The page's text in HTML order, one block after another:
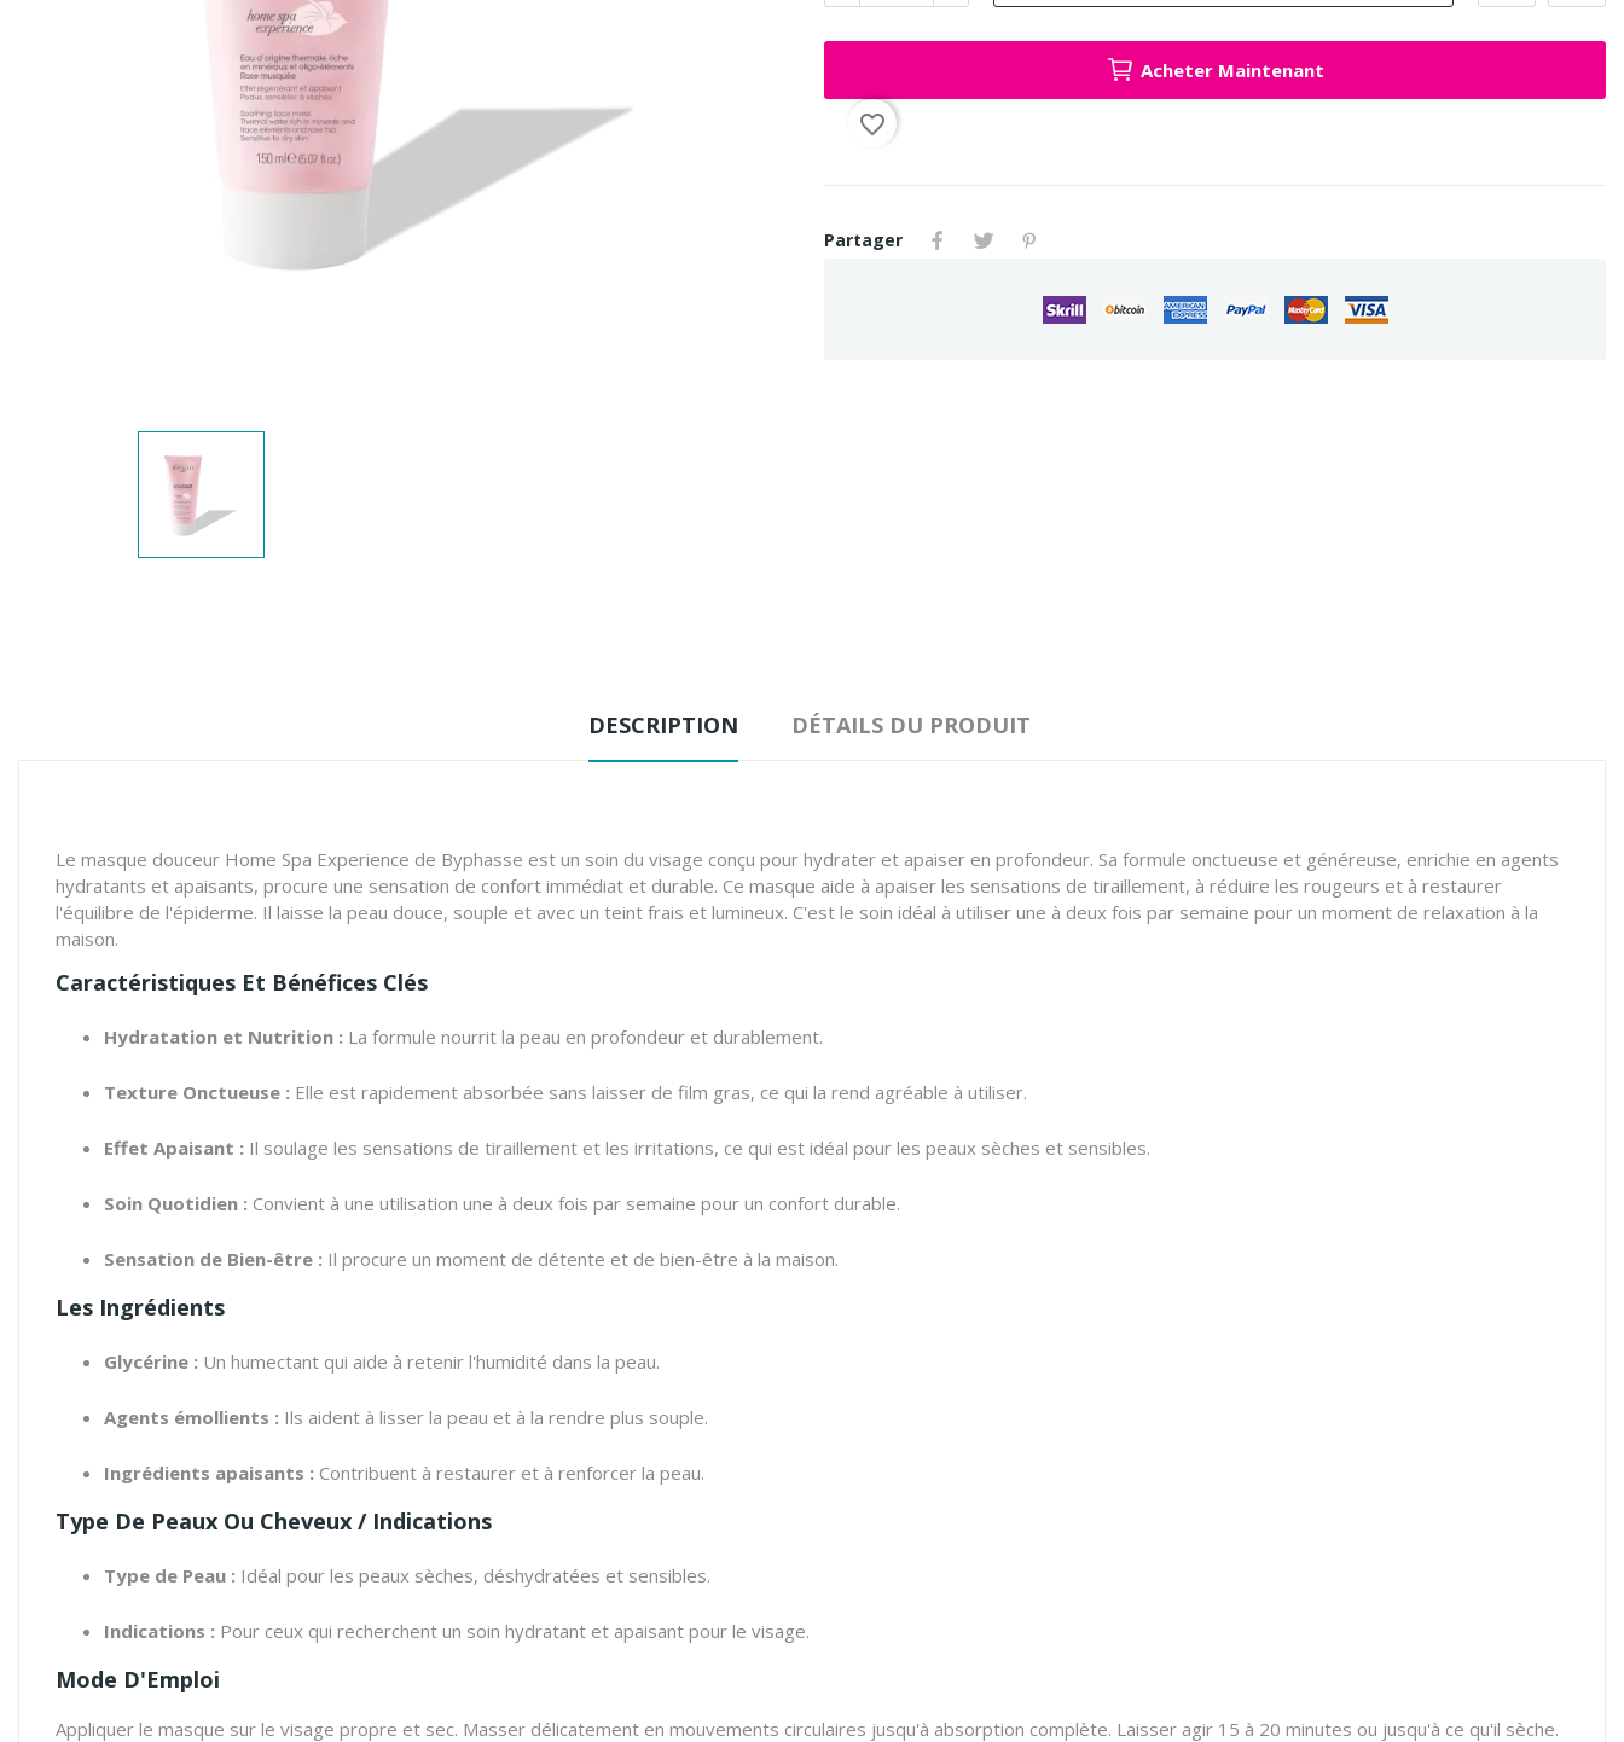
Acheter Maintenant
favorite_border
Partager
DESCRIPTION DÉTAILS DU PRODUIT
Le masque douceur Home Spa Experience de Byphasse est un soin du visage conçu pour hydrater et apaiser en profondeur. Sa formule onctueuse et généreuse, enrichie en agents
hydratants et apaisants, procure une sensation de confort immédiat et durable. Ce masque aide à apaiser les sensations de tiraillement, à réduire les rougeurs et à restaurer
l'équilibre de l'épiderme. Il laisse la peau douce, souple et avec un teint frais et lumineux. C'est le soin idéal à utiliser une à deux fois par semaine pour un moment de relaxation à la
maison.
Caractéristiques Et Bénéfices Clés
Hydratation et Nutrition : La formule nourrit la peau en profondeur et durablement.
Texture Onctueuse : Elle est rapidement absorbée sans laisser de film gras, ce qui la rend agréable à utiliser.
Effet Apaisant : Il soulage les sensations de tiraillement et les irritations, ce qui est idéal pour les peaux sèches et sensibles.
Soin Quotidien : Convient à une utilisation une à deux fois par semaine pour un confort durable.
Sensation de Bien-être : Il procure un moment de détente et de bien-être à la maison.
Les Ingrédients
Glycérine : Un humectant qui aide à retenir l'humidité dans la peau.
Agents émollients : Ils aident à lisser la peau et à la rendre plus souple.
Ingrédients apaisants : Contribuent à restaurer et à renforcer la peau.
Type De Peaux Ou Cheveux / Indications
Type de Peau : Idéal pour les peaux sèches, déshydratées et sensibles.
Indications : Pour ceux qui recherchent un soin hydratant et apaisant pour le visage.
Mode D'Emploi
Appliquer le masque sur le visage propre et sec. Masser délicatement en mouvements circulaires jusqu'à absorption complète. Laisser agir 15 à 20 minutes ou jusqu'à ce qu'il sèche.